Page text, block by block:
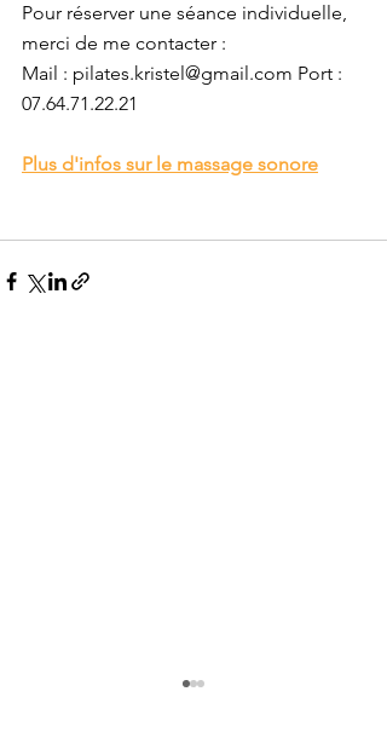
Pour réserver une séance individuelle,
merci de me contacter :
Mail : pilates.kristel@gmail.com Port :
07.64.71.22.21
Plus d'infos sur le massage sonore